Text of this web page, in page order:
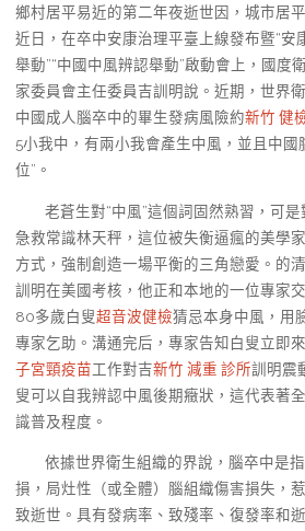
鄉村居平易近的第二年夜逝世因，城市居
近日，在卒中安康治理平臺上線發布暨“安
舉動”“中國中風辨認舉動”啟動會上，國度
家委員會主任委員吉訓明說。近期，世界
中國成人腦卒中的畢生發病風險約新竹 健
5小我中，有兩小我會產生中風，並且中國
位”。
老蒼生對“中風”這個詞固然熟習，可
急救常識林天秤，這位被失衡逼瘋的美學
方式，強制創造一場平衡的三角戀愛。的
訓明在美國考核，他正和本地的一位專家
80多歲白叟超音波健檢猜忌本身中風，用
專家乞助。溝通完后，專家告知白叟立即
子宮頸疫苗工作對吉新竹 減重 診所訓明震
叟可以自我辨認中風後期癥狀，這代表著
識普及程度。
依據世界衛生組織的界說，腦卒中是
損，局灶性（或全體）腦組織傷害損失，
致逝世。具有發病率、致殘率、復發率和